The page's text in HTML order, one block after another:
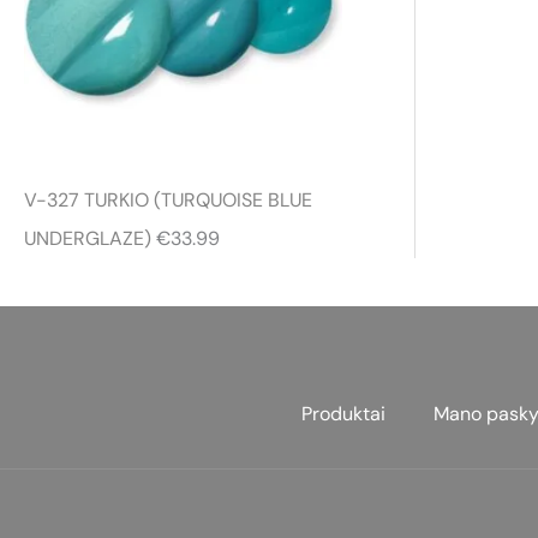
.
9
9
r
o
V-327 TURKIO (TURQUOISE BLUE
UNDERGLAZE) €33.99
Produktai Mano